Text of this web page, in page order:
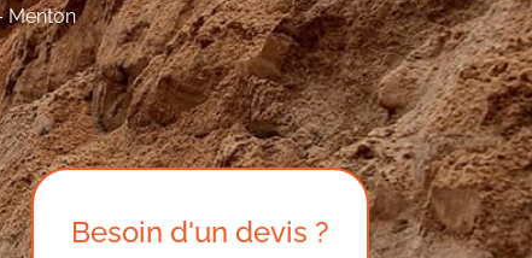
Menton
Besoin d'un devis ?